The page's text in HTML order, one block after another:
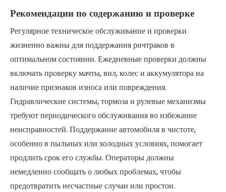
Рекомендации по содержанию и проверке
Регулярное техническое обслуживание и проверки
жизненно важны для поддержания ричтраков в
оптимальном состоянии. Ежедневные проверки должны
включать проверку мачты, вил, колес и аккумулятора на
наличие признаков износа или повреждения.
Гидравлические системы, тормоза и рулевые механизмы
требуют периодического обслуживания во избежание
неисправностей. Поддержание автомобиля в чистоте,
особенно в пыльных или холодных условиях, помогает
продлить срок его службы. Операторы должны
немедленно сообщать о любых проблемах, чтобы
предотвратить несчастные случаи или простои.